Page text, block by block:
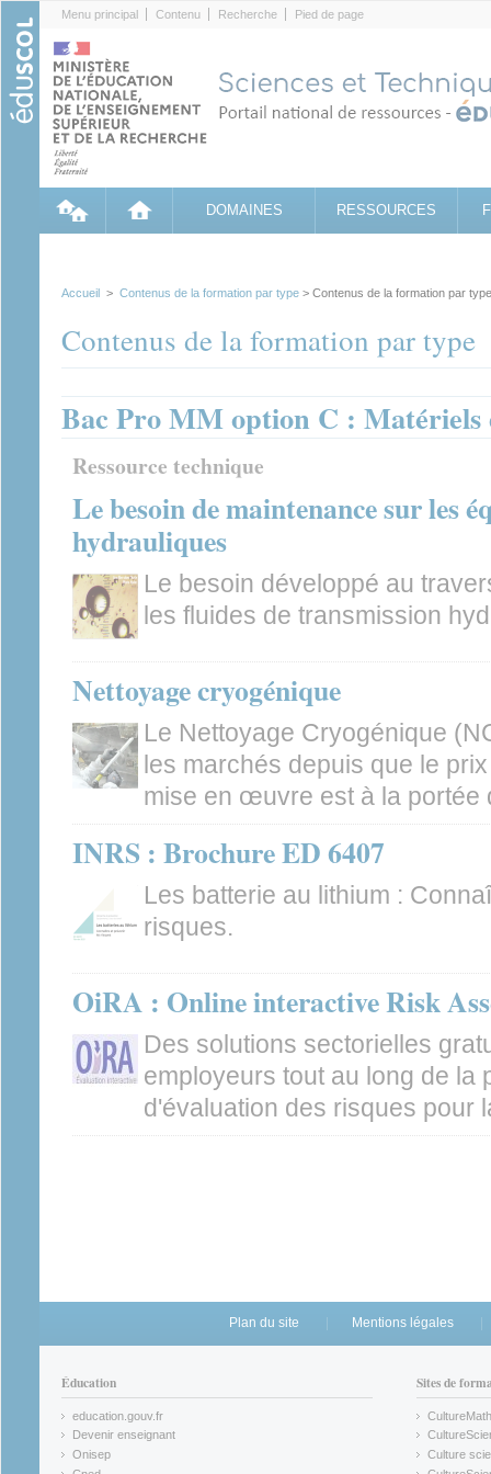
Menu principal Contenu Recherche Pied de page
DOMAINES RESSOURCES
Accueil > Contenus de la formation par type > Contenus de la formation par type
Contenus de la formation par type
Bac Pro MM option C : Matériels
Ressource technique
Le besoin de maintenance sur les
hydrauliques
Le besoin développé au
les fluides de transmission
Nettoyage cryogénique
Le Nettoyage Cryogénique
les marchés depuis que le
mise en œuvre est à la portée
INRS : Brochure ED 6407
Les batterie au lithium :
risques.
OiRA : Online interactive Risk
Des solutions sectorielles
employeurs tout au long de la
d'évaluation des risques pour
Plan du site Mentions légales
Éducation
education.gouv.fr
(link is external)
Devenir enseignant
(link is external)
Onisep
(link is external)
Sites de
CultureMath
(link is
(link is
Culture